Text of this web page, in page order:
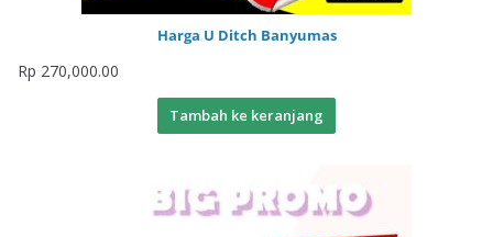
Harga U Ditch Banyumas
Rp 270,000.00
Tambah ke keranjang